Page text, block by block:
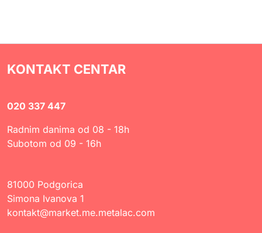
KONTAKT CENTAR
020 337 447
Radnim danima od 08 - 18h
Subotom od 09 - 16h
81000 Podgorica
Simona Ivanova 1
kontakt@market.me.metalac.com